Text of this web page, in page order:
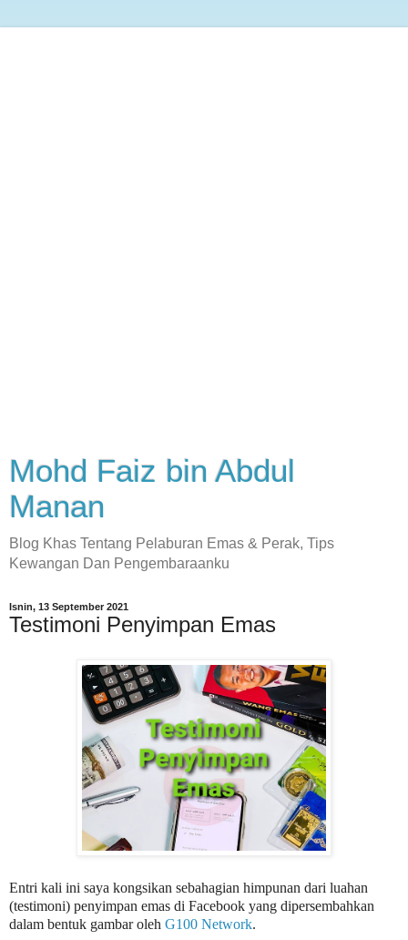
Mohd Faiz bin Abdul
Manan
Blog Khas Tentang Pelaburan Emas & Perak, Tips
Kewangan Dan Pengembaraanku
Isnin, 13 September 2021
Testimoni Penyimpan Emas
Entri kali ini saya kongsikan sebahagian himpunan dari luahan
(testimoni) penyimpan emas di Facebook yang dipersembahkan
dalam bentuk gambar oleh G100 Network.